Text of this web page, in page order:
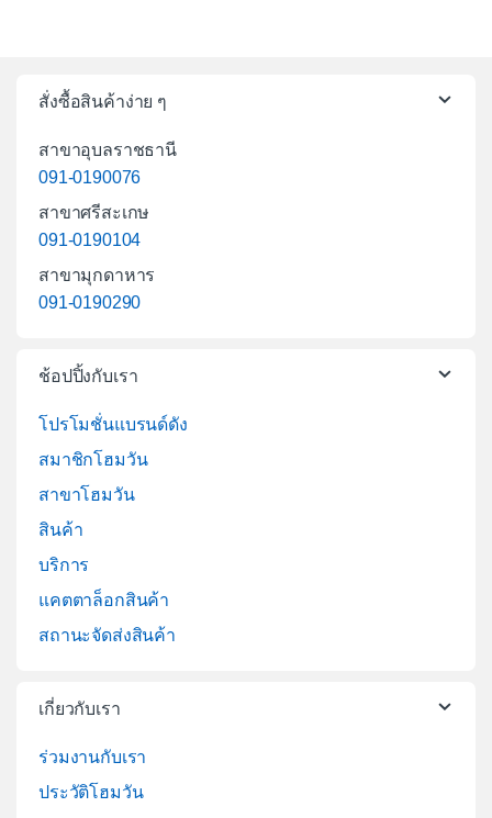
สั่งซื้อสินค้าง่าย ๆ
สาขาอุบลราชธานี
091-0190076
สาขาศรีสะเกษ
091-0190104
สาขามุกดาหาร
091-0190290
ช้อปปิ้งกับเรา
โปรโมชั่นแบรนด์ดัง
สมาชิกโฮมวัน
สาขาโฮมวัน
สินค้า
บริการ
แคตตาล็อกสินค้า
สถานะจัดส่งสินค้า
เกี่ยวกับเรา
ร่วมงานกับเรา
ประวัติโฮมวัน